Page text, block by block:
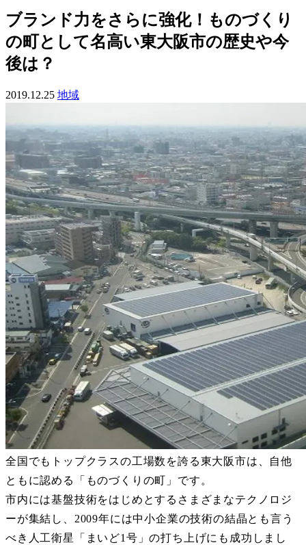
ブランド力をさらに強化！ものづくり
の町として名高い東大阪市の歴史や今
後は？
2019.12.25 地域
全国でもトップクラスの工場数を誇る東大阪市は、自他
ともに認める「ものづくりの町」です。
市内には基盤技術をはじめとするさまざまなテクノロジ
ーが集結し、2009年には中小企業の技術の結晶とも言う
べき人工衛星「まいど1号」の打ち上げにも成功しまし